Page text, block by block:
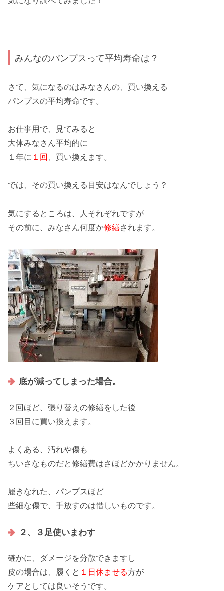
みんなのパンプスって平均寿命は？
さて、気になるのはみなさんの、買い換える
パンプスの平均寿命です。
お仕事用 で、見てみると
大体みなさん平均的に
１年に １回 、買い換えます。
では、その買い換える 目安はなんでしょう？
気にするところは、人それぞれですが
その前に、みなさん何度か修繕されます。
底が減ってしまった場合。
２回 ほど、張り替えの修繕をした後
３回目 に買い換えます。
よくある、 汚れや傷も
ちいさなものだと修繕費はさほどかかりません。
履きなれた
、パンプスほど
些細な傷で、手放すのは惜しい ものです。
２、３足使いまわす
確かに、ダメージを分散できますし
皮の場合は、履くと １日休ませる方が
ケアとしては良いそうです。